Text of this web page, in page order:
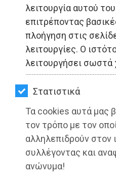
λειτουργία αυτού
επιτρέποντας
πλοήγηση στις
λειτουργίες. Ο
λειτουργήσει
Στατιστικά
Τα cookies αυτά μας
τον τρόπο με τον
αλληλεπιδρούν στον
συλλέγοντας και
ανώνυμα!
ΠΟΛΙΤΙΣΜΟΣ
ΣΠΙΤΙ-
ΚΗΠΟΣ
ΥΓΕΙΑ
LIFESTYLE
ΤΑΞΙΔΙΑ
ΕΞΟΔΟΣ
ΠΕΡΙΒΑΛΛΟΝ
ΤΟΠΙΚΗ ΑΥΤΟΔΙΟΙΚΗΣΗ -
Δήμος Ραφήνας-
Προσωρινή